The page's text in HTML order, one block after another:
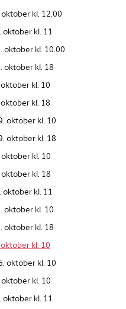
kl. 12.00
oktober kl. 11
oktober kl. 10.00
oktober kl. 18
kl. 10
kl. 18
oktober kl. 10
oktober kl. 18
kl. 10
kl. 18
oktober kl. 11
oktober kl. 10
oktober kl. 18
kl. 10
oktober kl. 10
kl. 10
oktober kl. 11